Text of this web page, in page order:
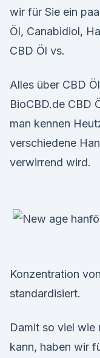
wir für Sie ein
Öl, Canabidiol,
CBD Öl vs.
Alles über CBD
BioCBD.de CBD
man kennen
verschiedene
verwirrend wird.
Konzentration
standardisiert.
Damit so viel
kann, haben wir